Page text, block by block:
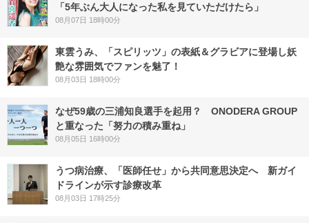
「5年ぶん大人になった私を見ていただけたら」
08月07日 18時00分
東雲うみ、「スピリッツ」の表紙＆グラビアに登場し妖
艶な雰囲気でファンを魅了！
08月03日 18時00分
なぜ59歳の三浦知良選手を起用？ ONODERA GROUP
と重なった「努力の積み重ね」
08月05日 16時00分
うつ病治療、「医師任せ」から共同意思決定へ 新ガイ
ドラインが示す診療改革
08月03日 17時25分